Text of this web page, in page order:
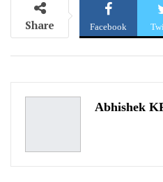
Share Facebook
Abhishek